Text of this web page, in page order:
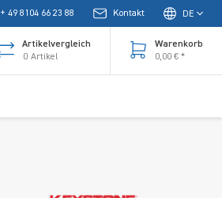
+ 49 8104 66 23 88 Kontakt DE
Artikelvergleich
0 Artikel
Warenkorb
0,00 € *